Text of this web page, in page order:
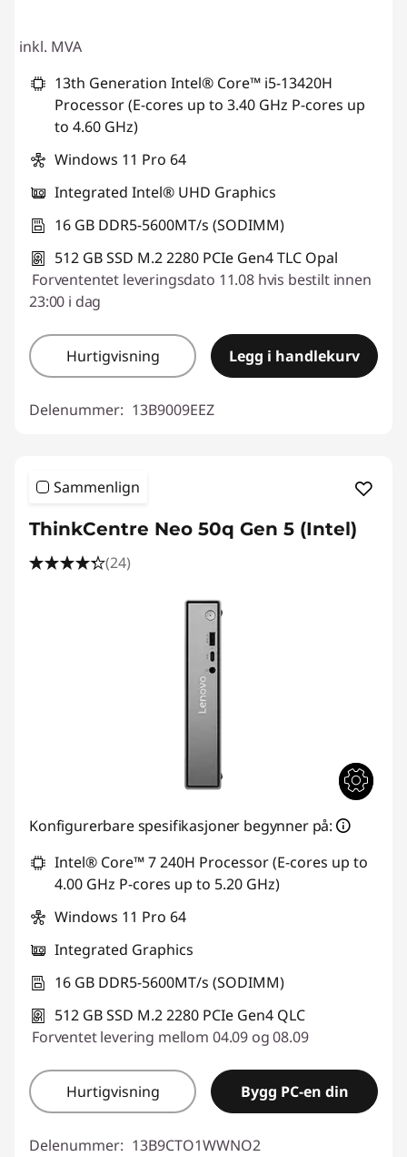
inkl. MVA
13th Generation Intel® Core™ i5-13420H
Processor (E-cores up to 3.40 GHz P-cores up
to 4.60 GHz)
Windows 11 Pro 64
Integrated Intel® UHD Graphics
16 GB DDR5-5600MT/s (SODIMM)
512 GB SSD M.2 2280 PCIe Gen4 TLC Opal
Forvententet leveringsdato 11.08 hvis bestilt innen
23:00 i dag
Hurtigvisning Legg i handlekurv
Delenummer: 13B9009EEZ
Sammenlign
ThinkCentre Neo 50q Gen 5 (Intel)
(24)
Konfigurerbare spesifikasjoner begynner på:
Intel® Core™ 7 240H Processor (E-cores up to
4.00 GHz P-cores up to 5.20 GHz)
Windows 11 Pro 64
Integrated Graphics
16 GB DDR5-5600MT/s (SODIMM)
512 GB SSD M.2 2280 PCIe Gen4 QLC
Forventet levering mellom 04.09 og 08.09
Hurtigvisning Bygg PC-en din
Delenummer: 13B9CTO1WWNO2